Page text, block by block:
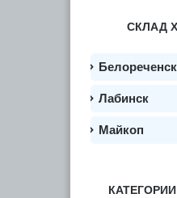
СКЛАД
Белореченск
Лабинск
Майкоп